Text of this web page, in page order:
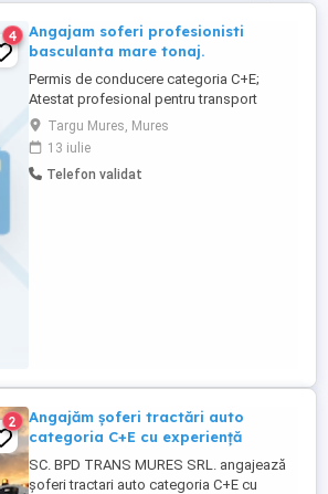
4
Angajam soferi profesionisti
basculanta mare tonaj.
Permis de conducere categoria C+E;
Atestat profesional pentru transport
marfă, valabil; Card tahograf; aviz medical,
aviz psihologic, valabil. Experiență în
conducerea basculantelor de mare tonaj
constituie un avantaj; Seriozitate,
Targu Mures, Mures
13 iulie
Telefon validat
2
Angajăm șoferi tractări auto
categoria C+E cu experiență
SC. BPD TRANS MURES SRL. angajează
șoferi tractari auto categoria C+E cu